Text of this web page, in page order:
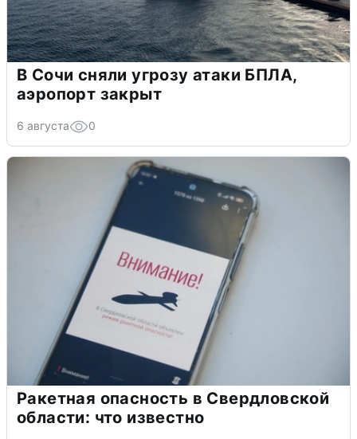
В Сочи сняли угрозу атаки БПЛА,
аэропорт закрыт
6 августа 0
Ракетная опасность в Свердловской
области: что известно